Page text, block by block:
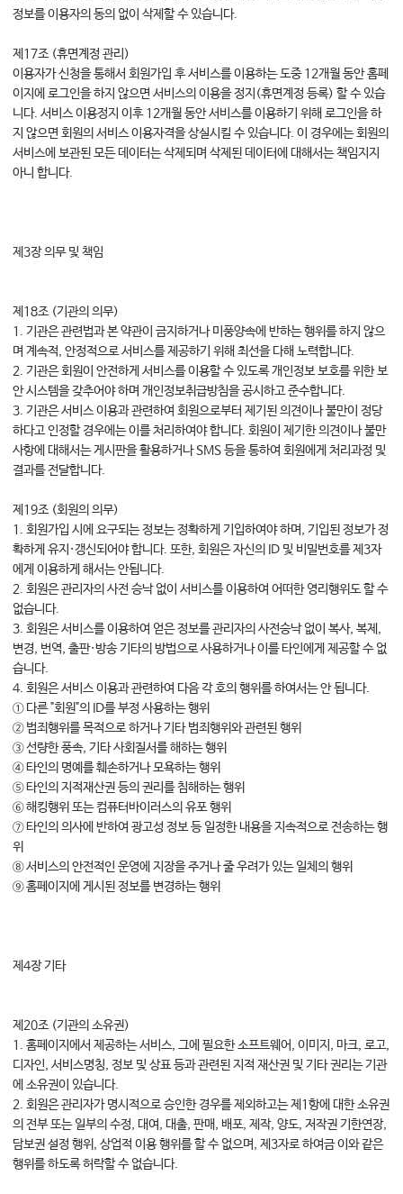
정보를 이용자의 동의 없이 삭제할 수 있습니다.
제17조 (휴면계정 관리)
이용자가 신청을 통해서 회원가입 후 서비스를 이용하는 도중 12개월 동안 홈페
이지에 로그인을 하지 않으면 서비스의 이용을 정지(휴면계정 등록) 할 수 있습
니다. 서비스 이용정지 이후 12개월 동안 서비스를 이용하기 위해 로그인을 하
지 않으면 회원의 서비스 이용자격을 상실시킬 수 있습니다. 이 경우에는 회원의
서비스에 보관된 모든 데이터는 삭제되며 삭제된 데이터에 대해서는 책임지지
아니 합니다.
제3장 의무 및 책임
제18조 (기관의 의무)
1. 기관은 관련법과 본 약관이 금지하거나 미풍양속에 반하는 행위를 하지 않으
며 계속적, 안정적으로 서비스를 제공하기 위해 최선을 다해 노력합니다.
2. 기관은 회원이 안전하게 서비스를 이용할 수 있도록 개인정보 보호를 위한 보
안 시스템을 갖추어야 하며 개인정보취급방침을 공시하고 준수합니다.
3. 기관은 서비스 이용과 관련하여 회원으로부터 제기된 의견이나 불만이 정당
하다고 인정할 경우에는 이를 처리하여야 합니다. 회원이 제기한 의견이나 불만
사항에 대해서는 게시판을 활용하거나 SMS 등을 통하여 회원에게 처리과정 및
결과를 전달합니다.
제19조 (회원의 의무)
1. 회원가입 시에 요구되는 정보는 정확하게 기입하여야 하며, 기입된 정보가 정
확하게 유지·갱신되어야 합니다. 또한, 회원은 자신의 ID 및 비밀번호를 제3자
에게 이용하게 해서는 안됩니다.
2. 회원은 관리자의 사전 승낙 없이 서비스를 이용하여 어떠한 영리행위도 할 수
없습니다.
3. 회원은 서비스를 이용하여 얻은 정보를 관리자의 사전승낙 없이 복사, 복제,
변경, 번역, 출판·방송 기타의 방법으로 사용하거나 이를 타인에게 제공할 수 없
습니다.
4. 회원은 서비스 이용과 관련하여 다음 각 호의 행위를 하여서는 안 됩니다.
① 다른 "회원"의 ID를 부정 사용하는 행위
② 범죄행위를 목적으로 하거나 기타 범죄행위와 관련된 행위
③ 선량한 풍속, 기타 사회질서를 해하는 행위
④ 타인의 명예를 훼손하거나 모욕하는 행위
⑤ 타인의 지적재산권 등의 권리를 침해하는 행위
⑥ 해킹행위 또는 컴퓨터바이러스의 유포 행위
⑦ 타인의 의사에 반하여 광고성 정보 등 일정한 내용을 지속적으로 전송하는 행
위
⑧ 서비스의 안전적인 운영에 지장을 주거나 줄 우려가 있는 일체의 행위
⑨ 홈페이지에 게시된 정보를 변경하는 행위
제4장 기타
제20조 (기관의 소유권)
1. 홈페이지에서 제공하는 서비스, 그에 필요한 소프트웨어, 이미지, 마크, 로고,
디자인, 서비스명칭, 정보 및 상표 등과 관련된 지적 재산권 및 기타 권리는 기관
에 소유권이 있습니다.
2. 회원은 관리자가 명시적으로 승인한 경우를 제외하고는 제1항에 대한 소유권
의 전부 또는 일부의 수정, 대여, 대출, 판매, 배포, 제작, 양도, 저작권 기한연장,
담보권 설정 행위, 상업적 이용 행위를 할 수 없으며, 제3자로 하여금 이와 같은
행위를 하도록 허락할 수 없습니다.